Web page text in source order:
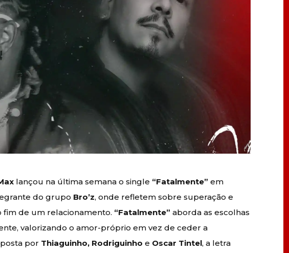
lançou na última semana o single “Fatalmente” em
do grupo Bro’z, onde refletem sobre superação e
fim de um relacionamento. “Fatalmente” aborda as escolhas
valorizando o amor-próprio em vez de ceder a
por Thiaguinho, Rodriguinho e Oscar Tintel, a letra